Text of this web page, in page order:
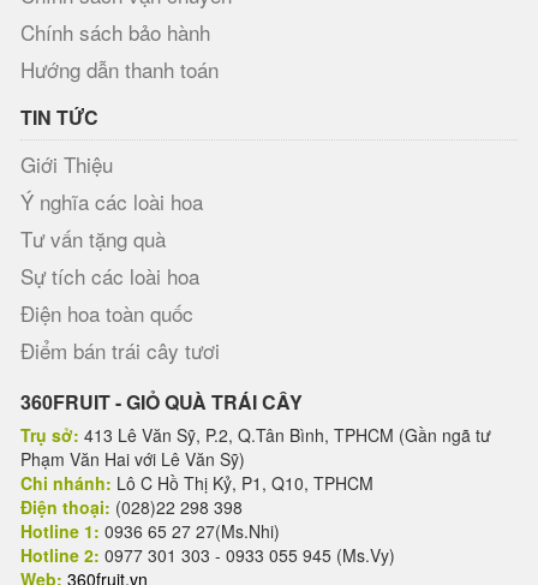
Chính sách bảo hành
Hướng dẫn thanh toán
TIN TỨC
Giới Thiệu
Ý nghĩa các loài hoa
Tư vấn tặng quà
Sự tích các loài hoa
Điện hoa toàn quốc
Điểm bán trái cây tươi
360FRUIT - GIỎ QUÀ TRÁI CÂY
Trụ sở: 413 Lê Văn Sỹ, P.2, Q.Tân Bình, TPHCM (Gần ngã tư
Phạm Văn Hai với Lê Văn Sỹ)
Chi nhánh: Lô C Hồ Thị Kỷ, P1, Q10, TPHCM
Điện thoại: (028)22 298 398
Hotline 1: 0936 65 27 27(Ms.Nhi)
Hotline 2: 0977 301 303 - 0933 055 945 (Ms.Vy)
Web: 360fruit.vn